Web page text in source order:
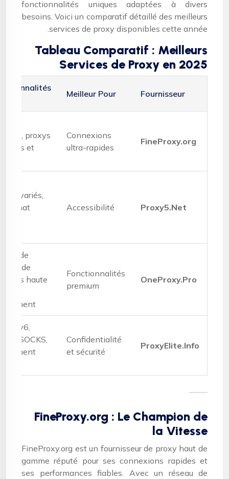
fonctionnalités uniques adaptées à divers
besoins. Voici un comparatif détaillé des meilleurs
services de proxy disponibles cette année.
Tableau Comparatif : Meilleurs
Services de Proxy en 2025
Fournisseur
Meilleur Pour
FineProxy.org
Connexions
ultra-rapides
proxys
et
Proxy5.Net
Accessibilité
variés,
OneProxy.Pro
Fonctionnalités
premium
de
de
haute
ProxyElite.Info
Confidentialité
et sécurité
IPv6,
SOCKS,
FineProxy.org : Le Champion de
la Vitesse
FineProxy.org est un fournisseur de proxy haut de
gamme réputé pour ses connexions rapides et
ses performances fiables. Avec un réseau de